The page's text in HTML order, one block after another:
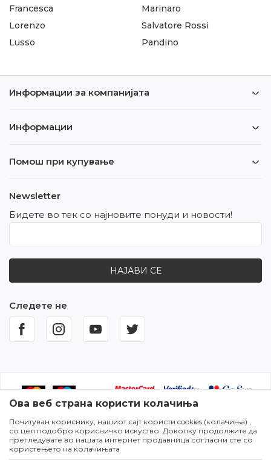
Francesca
Lorenzo
Lusso
Marinaro
Salvatore Rossi
Pandino
Информации за компанијата
Информации
Помош при купување
Newsletter
Бидете во тек со најновите понуди и новости!
НАЈАВИ СЕ
Следете не
Настојуваме да бидеме што попрецизни во описот на
производите,прикажувањето на сликите и самите цени,но не
можеме да гарантираме дека сите информации се комплетни и
без грешки. Сите артикли прикажани на сајтот се дел од нашата
Ова веб страна користи колачиња
Почитуван кориснику, нашиот сајт користи cookies (колачиња) ,
со цел подобро корисничко искуство. Доколку продолжите да
прегледувате во нашата интернет продавница согласни сте со
користењето на колачињата